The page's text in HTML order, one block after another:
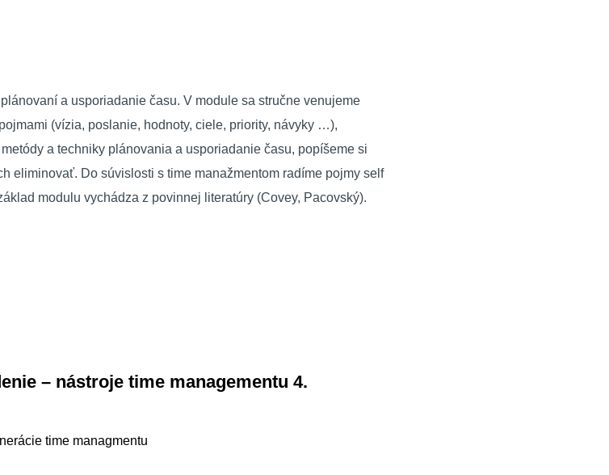
a usporiadanie času. V module sa stručne venujeme
(vízia, poslanie, hodnoty, ciele, priority, návyky …),
a techniky plánovania a usporiadanie času, popíšeme si
eliminovať. Do súvislosti s time manažmentom radíme pojmy self
modulu vychádza z povinnej literatúry (Covey, Pacovský).
– nástroje time managementu 4.
time managmentu